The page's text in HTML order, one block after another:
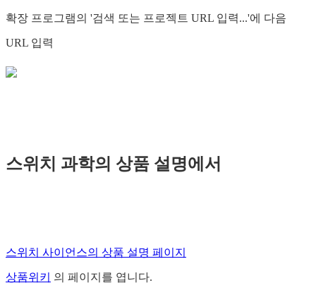
확장 프로그램의 '검색 또는 프로젝트 URL 입력...'에 다음
URL 입력
스위치 과학의 상품 설명에서
스위치 사이언스의 상품 설명 페이지
상품위키 의 페이지를 엽니다.